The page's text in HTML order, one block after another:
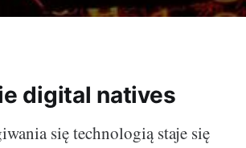
digital natives
się technologią staje się